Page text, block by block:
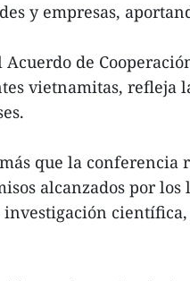
y empresas,
de
vietnamitas,
que la
alcanzados por